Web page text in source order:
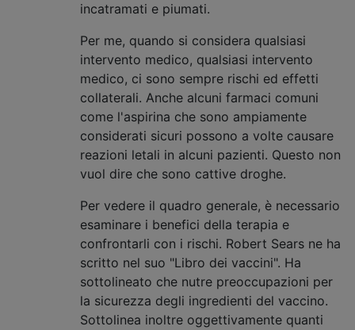
incatramati e piumati.
Per me, quando si considera qualsiasi
intervento medico, qualsiasi intervento
medico, ci sono sempre rischi ed effetti
collaterali. Anche alcuni farmaci comuni
come l'aspirina che sono ampiamente
considerati sicuri possono a volte causare
reazioni letali in alcuni pazienti. Questo non
vuol dire che sono cattive droghe.
Per vedere il quadro generale, è necessario
esaminare i benefici della terapia e
confrontarli con i rischi. Robert Sears ne ha
scritto nel suo "Libro dei vaccini". Ha
sottolineato che nutre preoccupazioni per
la sicurezza degli ingredienti del vaccino.
Sottolinea inoltre oggettivamente quanti